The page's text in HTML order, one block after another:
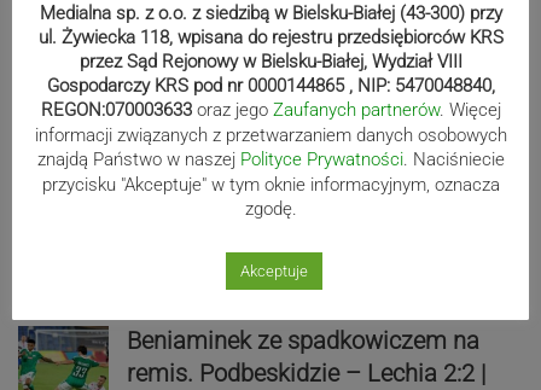
Beniaminek ze spadkowiczem na
remis. Podbeskidzie – Lechia 2:2 |
Medialna sp. z o.o. z siedzibą w Bielsku-Białej (43-300) przy
ul. Żywiecka 118, wpisana do rejestru przedsiębiorców KRS
przez Sąd Rejonowy w Bielsku-Białej, Wydział VIII
Gospodarczy KRS pod nr 0000144865 , NIP: 5470048840,
REGON:070003633 oraz jego Zaufanych partnerów. Więcej
informacji związanych z przetwarzaniem danych osobowych
znajdą Państwo w naszej Polityce Prywatności. Naciśniecie
przycisku "Akceptuje" w tym oknie informacyjnym, oznacza
zgodę.
Akceptuje